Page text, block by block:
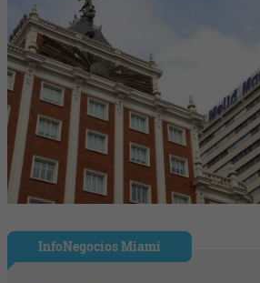
InfoNegocios Miami